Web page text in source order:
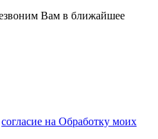
Вам в ближайшее
согласие на Обработку моих